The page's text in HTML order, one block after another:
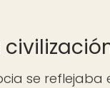
se reflejaba